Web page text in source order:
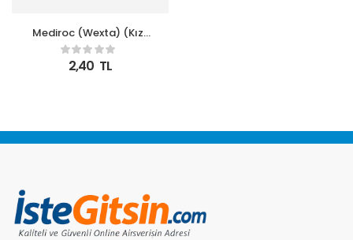
Mediroc (Wexta) (Kız-
Erkek) Beyaz STL3PLY
Melt Blown Koruyucu
Çocuk Maskesi 10lu
2,40 TL